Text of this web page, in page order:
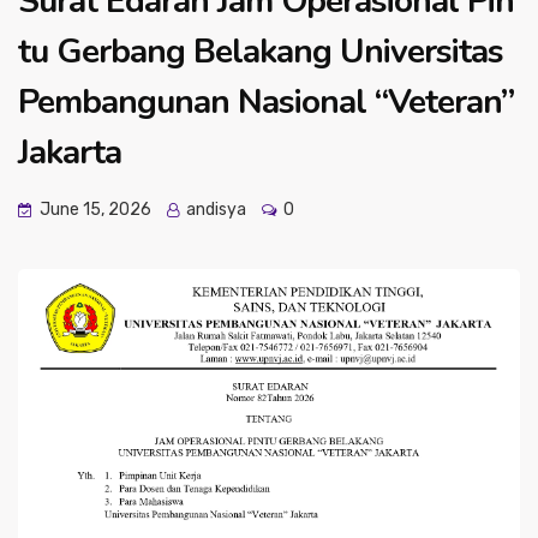
tu Gerbang Belakang Universitas
Pembangunan Nasional “Veteran”
Jakarta
June 15, 2026 andisya 0